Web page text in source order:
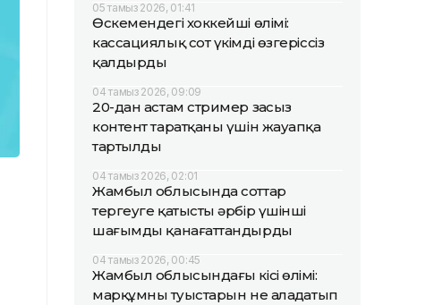
05 тамыз 2026, 01:41
Өскемендегі хоккейші өлімі:
кассациялық сот үкімді өзгеріссіз
қалдырды
04 тамыз 2026, 09:09
20-дан астам стример заңсыз
контент таратқаны үшін жауапқа
тартылды
04 тамыз 2026, 02:01
Жамбыл облысында соттар
тергеуге қатысты әрбір үшінші
шағымды қанағаттандырды
04 тамыз 2026, 00:45
Жамбыл облысындағы кісі өлімі:
марқұмның туыстарын не алаңдатып